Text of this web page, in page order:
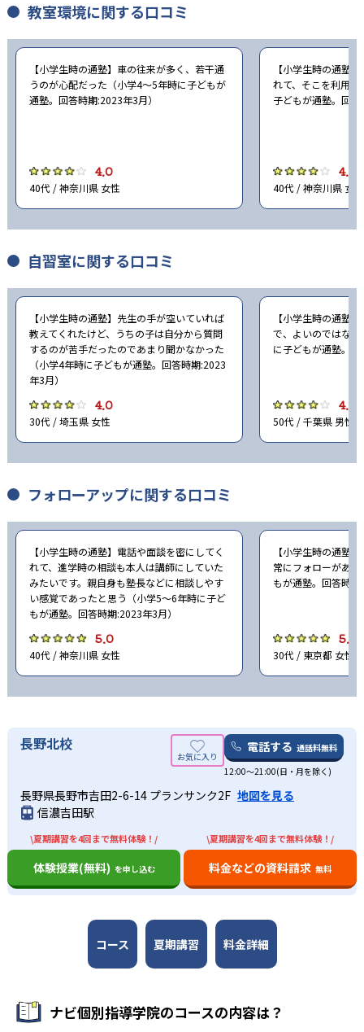
教室環境に関する口コミ
【小学生時の通塾】車の往来が多く、若干通
うのが心配だった（小学4〜5年時に子どもが
通塾。回答時期:2023年3月）
4.0
40代 / 神奈川県 女性
【小学生時の通塾
れて、そこを利用
子どもが通塾。回
4.0
40代 / 神奈川県 女性
自習室に関する口コミ
【小学生時の通塾】先生の手が空いていれば
教えてくれたけど、うちの子は自分から質問
するのが苦手だったのであまり聞かなかった
（小学4年時に子どもが通塾。回答時期:2023
年3月）
4.0
30代 / 埼玉県 女性
【小学生時の通塾
で、よいのではな
に子どもが通塾。
4.0
50代 / 千葉県 男性
フォローアップに関する口コミ
【小学生時の通塾】電話や面談を密にしてく
れて、進学時の相談も本人は講師にしていた
みたいです。親自身も塾長などに相談しやす
い感覚であったと思う（小学5〜6年時に子ど
もが通塾。回答時期:2023年3月）
5.0
40代 / 神奈川県 女性
【小学生時の通塾
常にフォローがあ
もが通塾。回答時
5.0
30代 / 東京都 女性
長野北校 電話する 通話料無料
12:00～21:00(日・月を除く)
長野県長野市吉田2-6-14 プランサンク2F 地図を見る
信濃吉田駅
\夏期講習を4回まで無料体験！/
体験授業(無料) を申し込む
\夏期講習を4回まで無料体験！/
料金などの資料請求 無料
コース 夏期講習 料金詳細
ナビ個別指導学院のコースの内容は？